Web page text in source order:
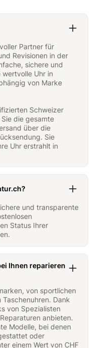
Partner für
Revisionen in der
sichere und
Uhr in
von Marke
Schweizer
die gesamte
über die
Sie
Uhr erstrahlt in
und transparente
Status Ihrer
Ihnen reparieren
von sportlichen
Dank
von Spezialisten
anbieten.
Modelle, bei denen
oder
einem Wert von CHF